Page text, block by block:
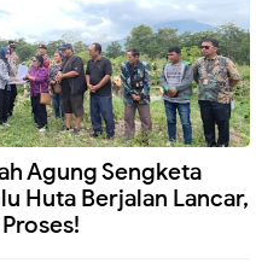
Agung Sengketa
Huta Berjalan Lancar,